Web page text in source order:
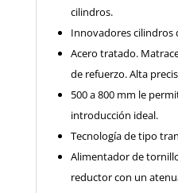
cilindros.
Innovadores cilindros
Acero tratado.
de refuerzo. Alta
500 a 800 mm le
introducción ideal.
Tecnología de tipo
Alimentador de
reductor con un